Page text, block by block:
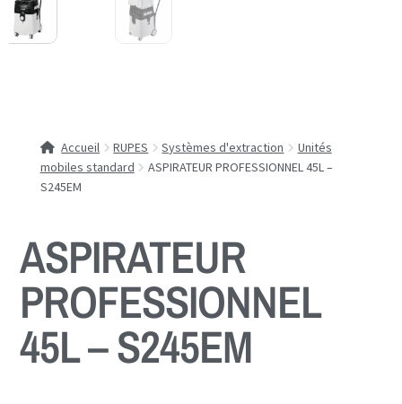
Accueil RUPES Systèmes d'extraction
Unités
mobiles standard
ASPIRATEUR PROFESSIONNEL 45L –
S245EM
ASPIRATEUR
PROFESSIONNEL
45L – S245EM